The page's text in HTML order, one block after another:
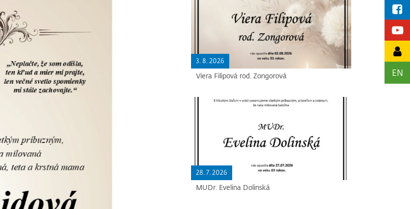
EN
3. 8. 2026
Viera Filipová rod. Zongorová
28. 7. 2026
MUDr. Evelina Dolinská